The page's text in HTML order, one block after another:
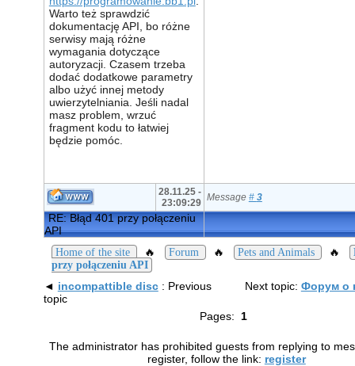
Warto też sprawdzić
dokumentację API, bo różne
serwisy mają różne
wymagania dotyczące
autoryzacji. Czasem trzeba
dodać dodatkowe parametry
albo użyć innej metody
uwierzytelniania. Jeśli nadal
masz problem, wrzuć
fragment kodu to łatwiej
będzie pomóc.
28.11.25 -
23:09:29 Message # 3
RE: Błąd 401 przy połączeniu
API
Home of the site 🔥 Forum 🔥 Pets and Animals 🔥
przy połączeniu API
◄ incompattible disc: Previous
topic
Next topic: Форум о
Pages: 1
The administrator has prohibited guests from replying to
register, follow the link: register